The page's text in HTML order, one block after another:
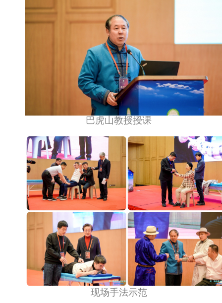
巴虎山教授授课
现场手法示范